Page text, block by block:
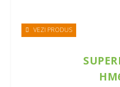
VEZI PRODUS